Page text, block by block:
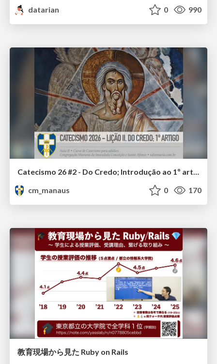
datarian
0 990
cm_manaus
0 170
教育現場から見た Ruby on Rails